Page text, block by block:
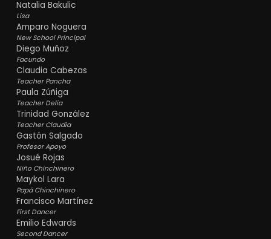
Natalia Bakulic
Lisa
Amparo Noguera
New School Principal
Diego Muñoz
Facundo
Claudia Cabezas
Teacher Pancha
Paula Zúñiga
Teacher Delia
Trinidad González
Teacher Claudia
Gastón Salgado
Profesor Apoyo
Josué Rojas
Niño Chinchinero
Maykol Lara
Papá Chinchinero
Francisco Martínez
First Dancer
Emilio Edwards
Second Dancer